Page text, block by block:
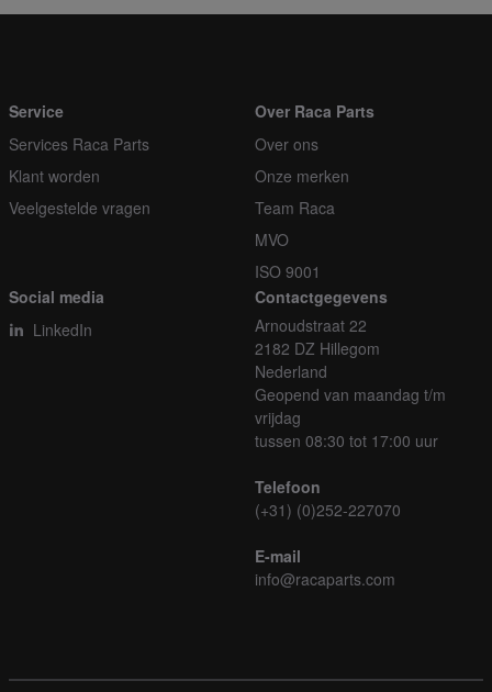
Service
Services Raca Parts
Klant worden
Veelgestelde vragen
Over Raca Parts
Over ons
Onze merken
Team Raca
MVO
ISO 9001
Social media
LinkedIn
Contactgegevens
Arnoudstraat 22
2182 DZ Hillegom
Nederland
Geopend van maandag t/m
vrijdag
tussen 08:30 tot 17:00 uur
Telefoon
(+31) (0)252-227070
E-mail
info@racaparts.com